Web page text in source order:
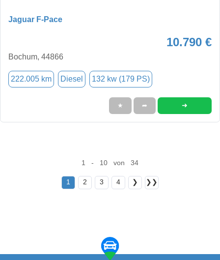
Jaguar F-Pace
10.790 €
Bochum, 44866
222.005 km Diesel 132 kw (179 PS)
★ ➦ ➜
1 - 10 von 34
1 2 3 4 ❯ ❯❯